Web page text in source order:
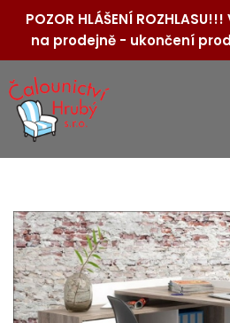
POZOR HLÁŠENÍ
na prodejně - ukončení
Přeskočit
na